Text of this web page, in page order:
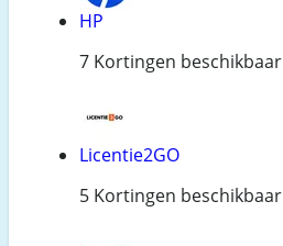
HP
7 Kortingen beschikbaar
Licentie2GO
5 Kortingen beschikbaar